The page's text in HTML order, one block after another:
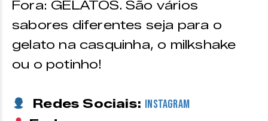
Fora: GELATOS. São vários
sabores diferentes seja para o
gelato na casquinha, o milkshake
ou o potinho!
Redes Sociais: Instagram